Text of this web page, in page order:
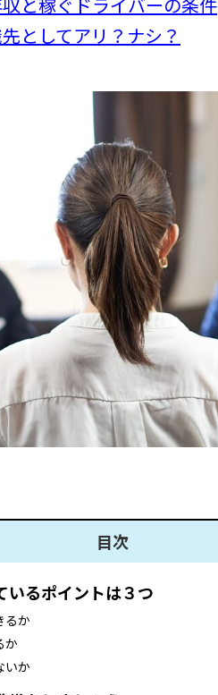
としてアリ？ナシ？
目次
るポイントは３つ
るか
か
いか